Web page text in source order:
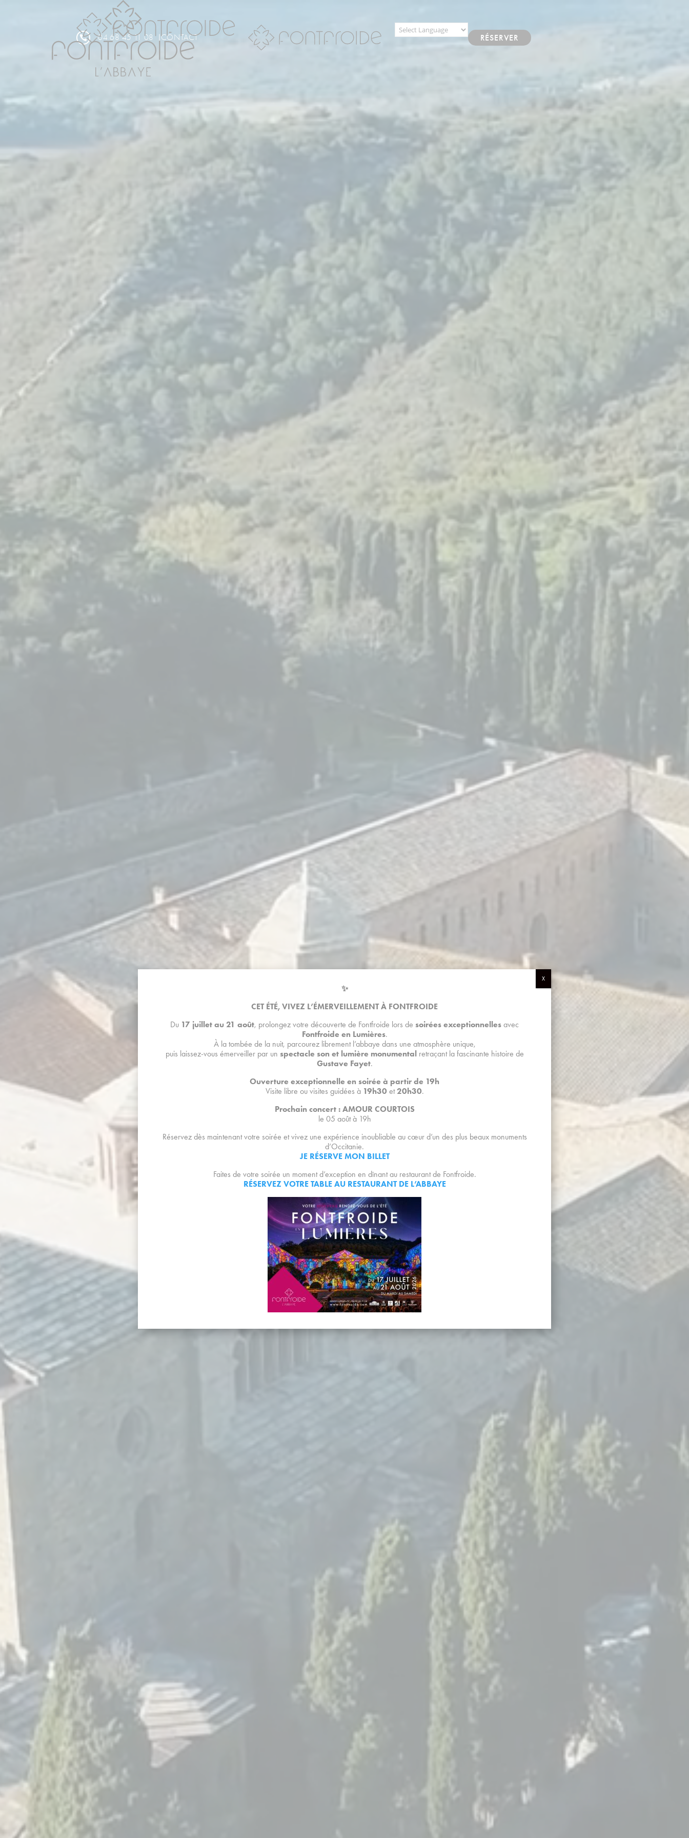
 04 68 45 11 08 CONTACT RÉSERVER
FORMULAIRE DE CONTACT
VISITES
PRÉPAREZ VOTRE
VENUE
Entrez dans l’un des
ensembles cisterciens les
plus remarquablement
jardins au massif
compose une expérience
hors du temps. Un lieu
d’exception à vivre dès
RESTAURA
NT
1 TOQUE GAULT & MILLAU
Faites une pause gourmande dans
un cadre d’exception. Savourez
méditerranéens, élaborée à partir
de produits locaux et de recettes
SÉMINAIR
& LOCATIONS D’ESPACES
Vos réunions prennent une
modulables, restauration
depuis Narbonne : Fontfroide
AGEND
Concerts, expositions et
invitons à découvrir
maintenant.
© 2025 Abbaye de Fontfroide - Tous droits réservés I Design et code par
✨
CET ÉTÉ, VIVEZ L’ÉMERVEILLEMENT À FONTFROIDE
Du 17 juillet au 21 août, prolongez votre découverte de Fontfroide lors de soirées exceptionnelles avec
Fontfroide en Lumières.
À la tombée de la nuit, parcourez librement l’abbaye dans une atmosphère unique,
puis laissez-vous émerveiller par un spectacle son et lumière monumentalretraçant la fascinante histoire de
Gustave Fayet.
Ouverture exceptionnelle en soirée à partir de 19h
Visite libre ou visites guidées à 19h30 et20h30.
Prochain concert : AMOUR COURTOIS
le 05 août à 19h
Réservez dès maintenant votre soirée et vivez une expérience inoubliable au cœur d’un des plus beaux monuments
d’Occitanie.
JE RÉSERVE MON BILLET
Faites de votre soirée un moment d’exception en dînant au restaurant de Fontfroide.
RÉSERVEZ VOTRE TABLE AU RESTAURANT DE L’ABBAYE
X